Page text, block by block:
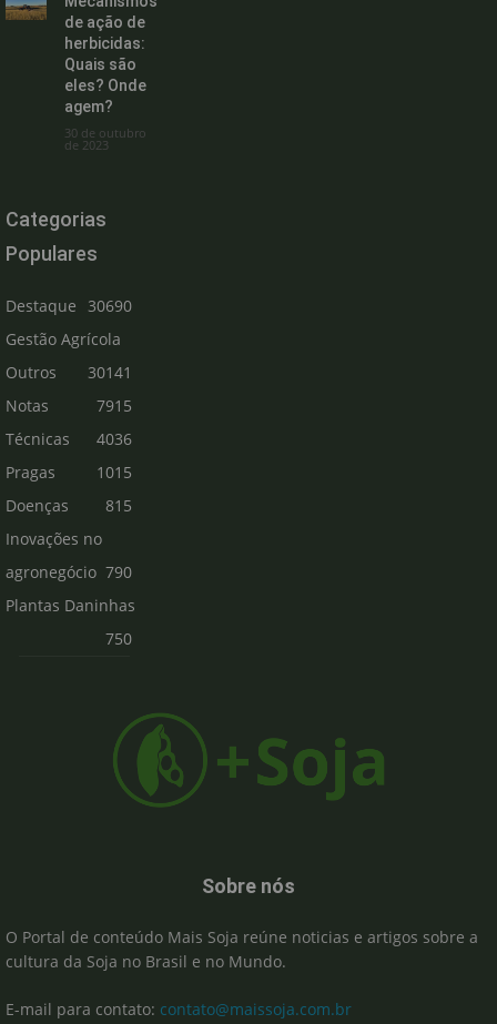
de ação de
herbicidas:
Quais são
eles? Onde
agem?
30 de outubro
de 2023
Categorias
Populares
Destaque
30690
Gestão Agrícola
30141
Outros
7915
Notas
Técnicas
4036
Pragas
1015
Doenças
815
Inovações no
agronegócio 790
Plantas Daninhas
750
Sobre nós
O Portal de conteúdo Mais Soja reúne noticias e artigos sobre a
cultura da Soja no Brasil e no Mundo.
E-mail para contato: contato@maissoja.com.br